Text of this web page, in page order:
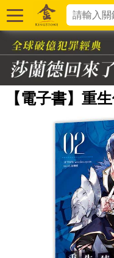
【電子書】重